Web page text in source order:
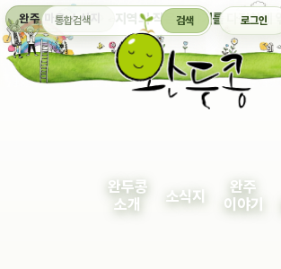
완주 마을 소식지 지역의 작은 이야기를 다정하게
통합검색 검색 로그인
완두콩
소개
소식지
완주
이야기